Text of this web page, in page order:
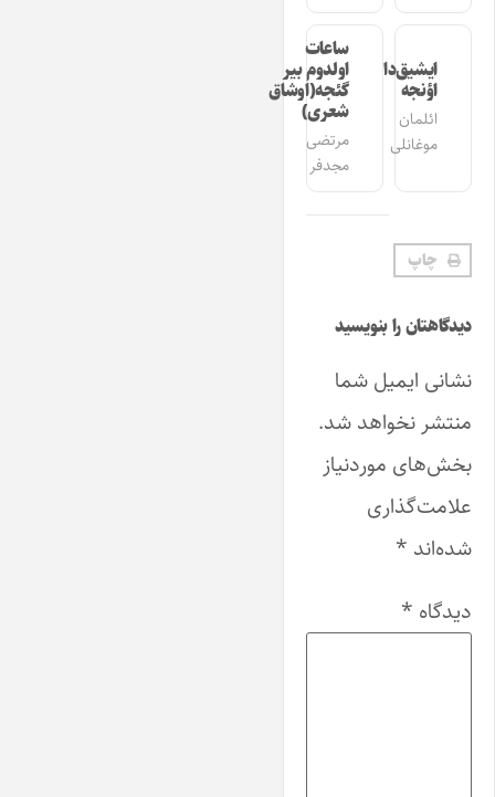
ایشیق‌دان
اؤنجه
ائلمان
موغانلی
ساعات
اولدوم بیر
گئجه(اوشاق
شعری)
مرتضی
مجدفر
چاپ
دیدگاهتان را بنویسید
نشانی ایمیل شما
منتشر نخواهد شد.
بخش‌های موردنیاز
علامت‌گذاری
شده‌اند *
دیدگاه *